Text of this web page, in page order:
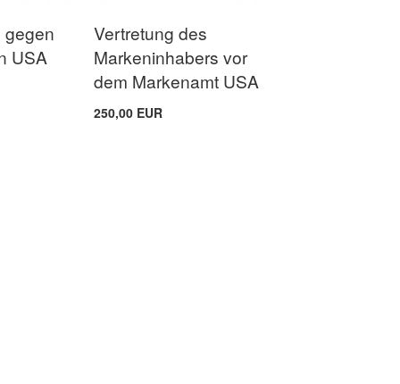
gegen
USA
Vertretung des
Markeninhabers vor
dem Markenamt USA
250,00 EUR